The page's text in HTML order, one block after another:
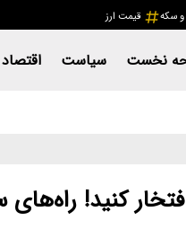
سکه قیمت ارز
نخست سیاست اقتصاد
کنید!